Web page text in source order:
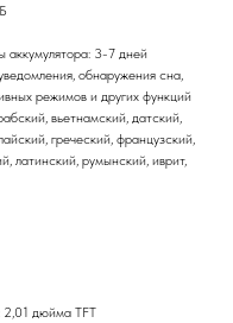
аккумулятора: 3-7 дней
обнаружения сна,
режимов и других функций
вьетнамский, датский,
греческий, французский,
латинский, румынский, иврит,
2,01 дюйма TFT